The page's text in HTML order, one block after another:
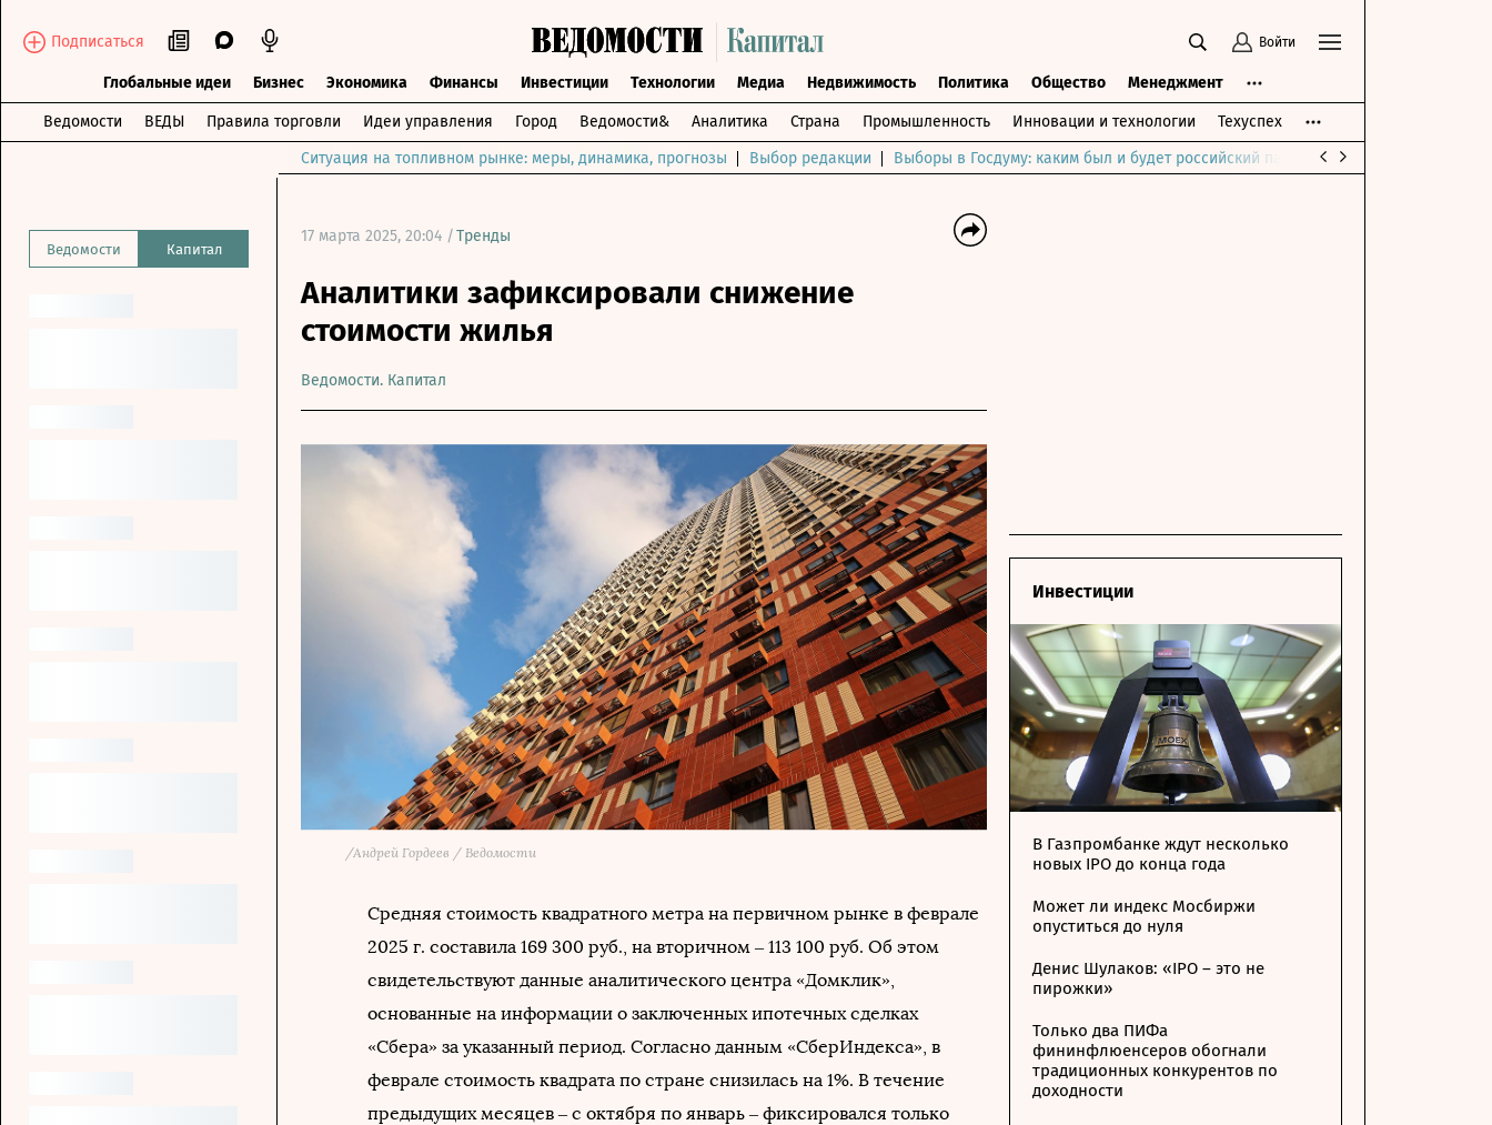
Подписаться Войти
Глобальные идеи Бизнес Экономика Финансы Инвестиции Технологии Медиа Недвижимость Политика Общество Менеджмент
Ведомости ВЕДЫ Правила торговли Идеи управления Город Ведомости& Аналитика Страна Промышленность Инновации и технологии Техуспех
Ведомости Капитал
Ситуация на топливном рынке: меры, динамика, прогнозы Выбор редакции Выборы в Госдуму: каким был и будет российский парламент
17 марта 2025, 20:04 /Тренды
Аналитики зафиксировали снижение
стоимости жилья
Ведомости. Капитал
/Андрей Гордеев / Ведомости
Средняя стоимость квадратного метра на первичном рынке в феврале
2025 г. составила 169 300 руб., на вторичном – 113 100 руб. Об этом
свидетельствуют данные аналитического центра «Домклик»,
основанные на информации о заключенных ипотечных сделках
«Сбера» за указанный период. Согласно данным «СберИндекса», в
феврале стоимость квадрата по стране снизилась на 1%. В течение
предыдущих месяцев – с октября по январь – фиксировался только
Инвестиции
В Газпромбанке ждут несколько
новых IPO до конца года
Может ли индекс Мосбиржи
опуститься до нуля
Денис Шулаков: «IPO – это не
пирожки»
Только два ПИФа
фининфлюенсеров обогнали
традиционных конкурентов по
доходности